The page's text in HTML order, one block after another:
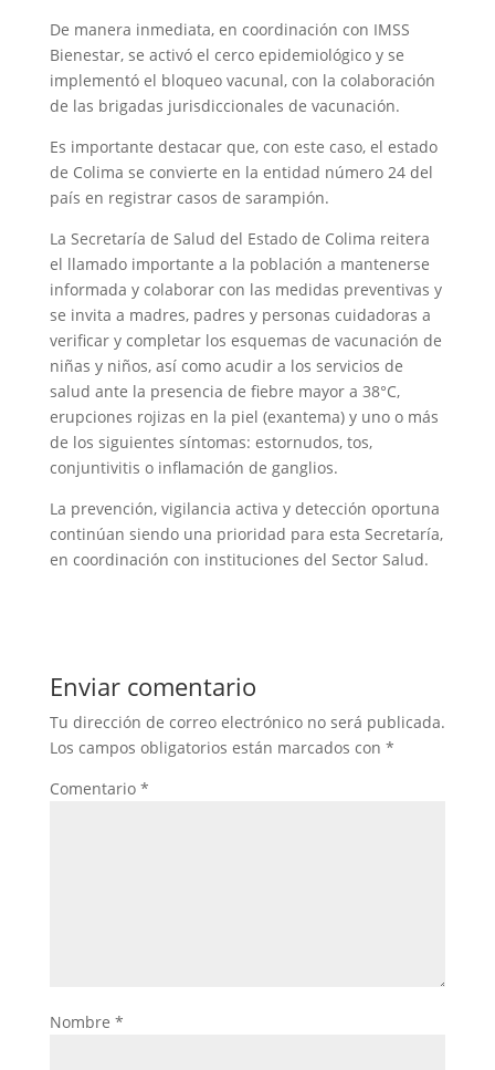
De manera inmediata, en coordinación con IMSS
Bienestar, se activó el cerco epidemiológico y se
implementó el bloqueo vacunal, con la colaboración
de las brigadas jurisdiccionales de vacunación.
Es importante destacar que, con este caso, el estado
de Colima se convierte en la entidad número 24 del
país en registrar casos de sarampión.
La Secretaría de Salud del Estado de Colima reitera
el llamado importante a la población a mantenerse
informada y colaborar con las medidas preventivas y
se invita a madres, padres y personas cuidadoras a
verificar y completar los esquemas de vacunación de
niñas y niños, así como acudir a los servicios de
salud ante la presencia de fiebre mayor a 38°C,
erupciones rojizas en la piel (exantema) y uno o más
de los siguientes síntomas: estornudos, tos,
conjuntivitis o inflamación de ganglios.
La prevención, vigilancia activa y detección oportuna
continúan siendo una prioridad para esta Secretaría,
en coordinación con instituciones del Sector Salud.
Enviar comentario
Tu dirección de correo electrónico no será publicada.
Los campos obligatorios están marcados con *
Comentario *
Nombre *